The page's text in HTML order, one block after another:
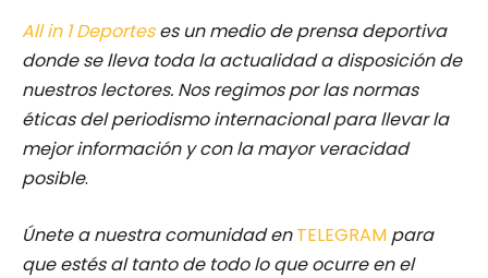
All in 1 Deporteses un medio de prensa deportiva
donde se lleva toda la actualidad a disposición de
nuestros lectores. Nos regimos por las normas
éticas del periodismo internacional para llevar la
mejor información y con la mayor veracidad
posible.
Únete a nuestra comunidad enTELEGRAM para
que estés al tanto de todo lo que ocurre en el